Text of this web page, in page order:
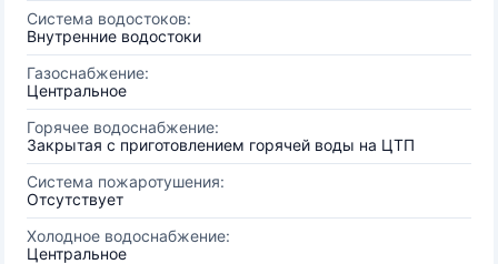
Система водостоков:
Внутренние водостоки
Газоснабжение:
Центральное
Горячее водоснабжение:
Закрытая с приготовлением горячей воды на ЦТП
Система пожаротушения:
Отсутствует
Холодное водоснабжение:
Центральное